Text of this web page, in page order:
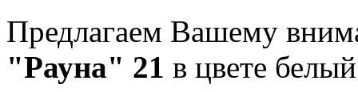
Предлагаем Вашему
"Рауна" 21 в цвете